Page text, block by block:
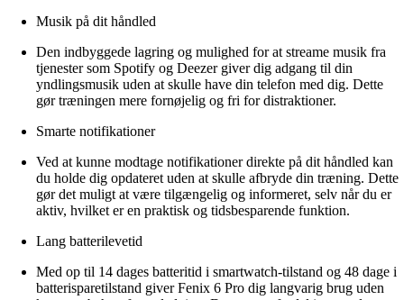
Musik på dit håndled
Den indbyggede lagring og mulighed for at streame musik fra
tjenester som Spotify og Deezer giver dig adgang til din
yndlingsmusik uden at skulle have din telefon med dig. Dette
gør træningen mere fornøjelig og fri for distraktioner.
Smarte notifikationer
Ved at kunne modtage notifikationer direkte på dit håndled kan
du holde dig opdateret uden at skulle afbryde din træning. Dette
gør det muligt at være tilgængelig og informeret, selv når du er
aktiv, hvilket er en praktisk og tidsbesparende funktion.
Lang batterilevetid
Med op til 14 dages batteritid i smartwatch-tilstand og 48 dage i
batterisparetilstand giver Fenix 6 Pro dig langvarig brug uden